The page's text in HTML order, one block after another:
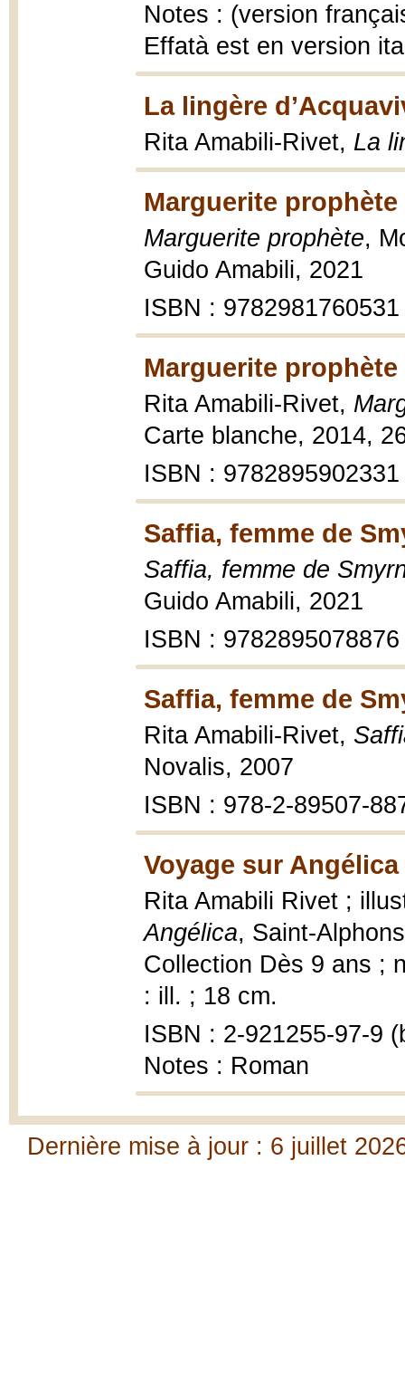
Notes : (version
Effatà est en version
La lingère
Rita Amabili-Rivet, La
Marguerite prophète
Marguerite prophète,
Guido Amabili, 2021
ISBN : 9782981760531
Marguerite prophète
Rita Amabili-Rivet,
Carte blanche, 2014,
ISBN : 9782895902331
Saffia, femme de
Saffia, femme de
Guido Amabili, 2021
ISBN : 9782895078876
Saffia, femme de
Rita Amabili-Rivet,
Novalis, 2007
ISBN : 978-2-89507-
Voyage sur Angélica
Rita Amabili Rivet ;
Angélica, Saint-
Collection Dès 9 ans ;
: ill. ; 18 cm.
ISBN : 2-921255-97-9
Notes : Roman
Dernière mise à jour : 6 juillet